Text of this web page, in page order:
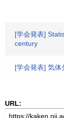
[学会発表]
century
[学会発表] 気体
URL: